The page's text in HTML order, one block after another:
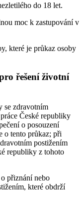
do 18 let.
moc k zastupování v
které je průkaz osoby
řešení životní
se zdravotním
České republiky
o posouzení
o tento průkaz; při
postižením
republiky z tohoto
přiznání nebo
které obdrží